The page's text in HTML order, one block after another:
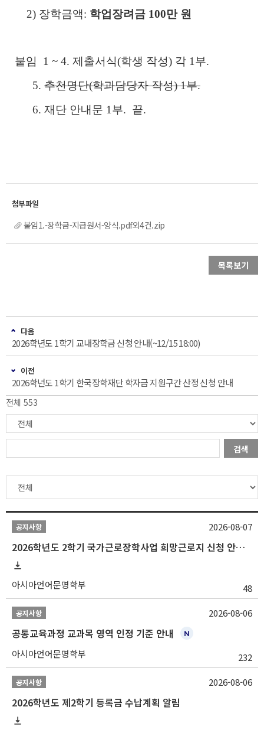
2) 장학금액: 학업장려금 100만 원
붙임 1 ~ 4. 제출서식(학생 작성) 각 1부.
5. 추천명단(학과담당자 작성) 1부.
6. 재단 안내문 1부. 끝.
붙임1.-장학금-지급원서-양식.pdf외4건.zip
목록보기
다음
2026학년도 1학기 교내장학금 신청 안내(~12/15 18:00)
이전
2026학년도 1학기 한국장학재단 학자금 지원구간 산정 신청 안내
전체 553
검색
공지사항
2026학년도 2학기 국가근로장학사업 희망근로지 신청 안내
아시아언어문명학부 48
2026-08-07
공지사항
공통교육과정 교과목 영역 인정 기준 안내
아시아언어문명학부 232
2026-08-06
공지사항
2026학년도 제2학기 등록금 수납계획 알림
2026-08-06